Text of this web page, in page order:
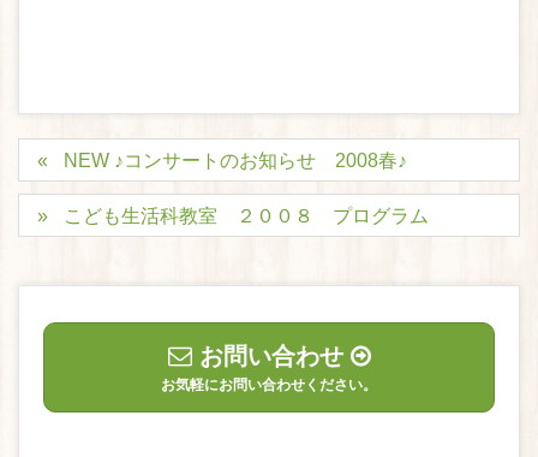
NEW ♪コンサートのお知らせ 2008春♪
こども生活科教室 ２００８ プログラム
お問い合わせ
お気軽にお問い合わせください。